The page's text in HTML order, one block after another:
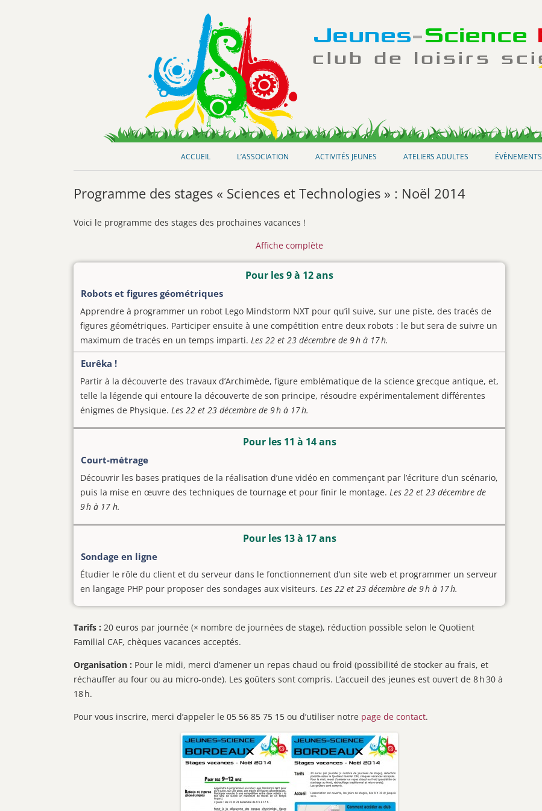
Jeunes-Science Bordeaux
au
ACCUEIL L’ASSOCIATION ACTIVITÉS JEUNES ATELIERS ADULTES ÉVÈNEMENTS
Programme des stages « Sciences et Technologies » : Noël 2014
Voici le programme des stages des prochaines vacances !
Affiche complète
Pour les 9 à 12 ans
Robots et figures géométriques
Apprendre à programmer un robot Lego Mindstorm NXT pour qu’il suive, sur une piste, des tracés de
figures géométriques. Participer ensuite à une compétition entre deux robots : le but sera de suivre un
maximum de tracés en un temps imparti. Les 22 et 23 décembre de 9 h à 17 h.
Eurêka !
Partir à la découverte des travaux d’Archimède, figure emblématique de la science grecque antique, et,
telle la légende qui entoure la découverte de son principe, résoudre expérimentalement différentes
énigmes de Physique. Les 22 et 23 décembre de 9 h à 17 h.
Pour les 11 à 14 ans
Court-métrage
Découvrir les bases pratiques de la réalisation d’une vidéo en commençant par l’écriture d’un scénario,
puis la mise en œuvre des techniques de tournage et pour finir le montage. Les 22 et 23 décembre de
9 h à 17 h.
Pour les 13 à 17 ans
Sondage en ligne
Étudier le rôle du client et du serveur dans le fonctionnement d’un site web et programmer un serveur
en langage PHP pour proposer des sondages aux visiteurs. Les 22 et 23 décembre de 9 h à 17 h.
Tarifs : 20 euros par journée (× nombre de journées de stage), réduction possible selon le Quotient
Familial CAF, chèques vacances acceptés.
Organisation : Pour le midi, merci d’amener un repas chaud ou froid (possibilité de stocker au frais, et
réchauffer au four ou au micro-onde). Les goûters sont compris. L’accueil des jeunes est ouvert de 8 h 30 à
18 h.
Pour vous inscrire, merci d’appeler le 05 56 85 75 15 ou d’utiliser notre page de contact.